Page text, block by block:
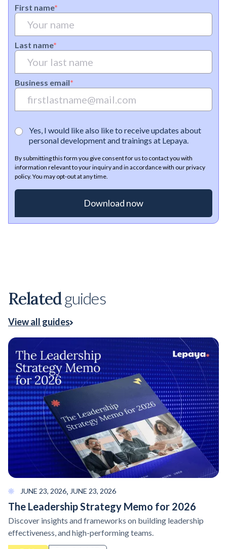
First name*
Last name*
Business email*
Yes, I would like also like to receive updates about
personal development and trainings at Lepaya.
By submitting this form you give consent for us to contact you with
information relevant to your inquiry and in accordance with our privacy
policy. You may opt-out at any time.
Relatedguides
View all guides
JUNE 23, 2026, JUNE 23, 2026
The Leadership Strategy Memo for 2026
Discover insights and frameworks on building leadership
effectiveness, and high-performing teams.